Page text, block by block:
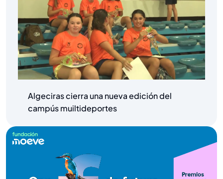
Algeciras cierra una nueva edición del
campús muiltideportes